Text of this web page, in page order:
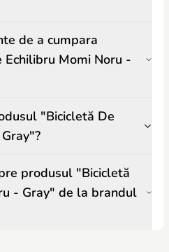
de a cumpara
Momi Noru -
"Bicicletă De
produsul "Bicicletă
- Gray" de la brandul